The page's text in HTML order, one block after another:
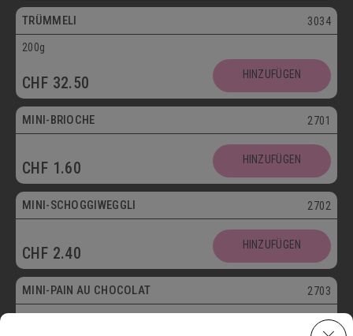
TRÜMMELI 3034
200g
CHF 32.50 HINZUFÜGEN
Vegetarisch
MINI-BRIOCHE 2701
CHF 1.60 HINZUFÜGEN
Vegetarisch
MINI-SCHOGGIWEGGLI 2702
CHF 2.40 HINZUFÜGEN
Vegetarisch
MINI-PAIN AU CHOCOLAT 2703